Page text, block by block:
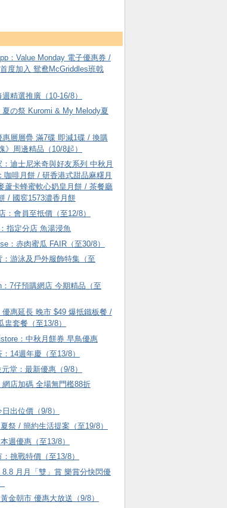
：Value Monday 電子優惠券 /
度加入 鴛鴦McGriddles班戟
精選推廣（10-16/8）
夏の祭 Kuromi & My Melody夏
惠層層疊 滿7碟 即減1碟 / 換購
》周邊精品（10/8起）
：迪士尼米奇與好友系列 中秋月
咖啡月餅 / 研香港式甜品麻糬月
蘆卡蜂蜜軟心奶皇月餅 / 茶餐廳
/ 國窖1573濃香月餅
：會員至抵價（至12/8）
指定分店 魚湯浸魚
：赤肉蜜瓜 FAIR（至30/8）
：游泳及戶外服飾特集（至
7仔預購網店 今期精品（至
優惠延長 晚市 $49 爆抵鐵板餐 /
盅套餐（至13/8）
：中秋月餅券 早鳥優惠
14週年慶（至13/8）
堂：最新優惠（9/8）
網店加碼 全場無門檻88折
出位價（9/8）
祭 / 簡約生活提案（至19/8）
週優惠（至13/8）
挑戰特價（至13/8）
8.8 月月「雙」賞 樂賞分快閃優
金朝市 優惠大放送（9/8）